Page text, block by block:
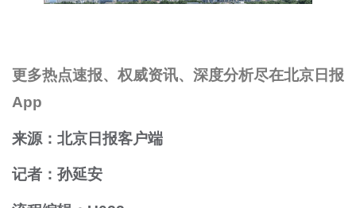
更多热点速报、权威资讯、深度分析尽在北京日报
App
来源：北京日报客户端
记者：孙延安